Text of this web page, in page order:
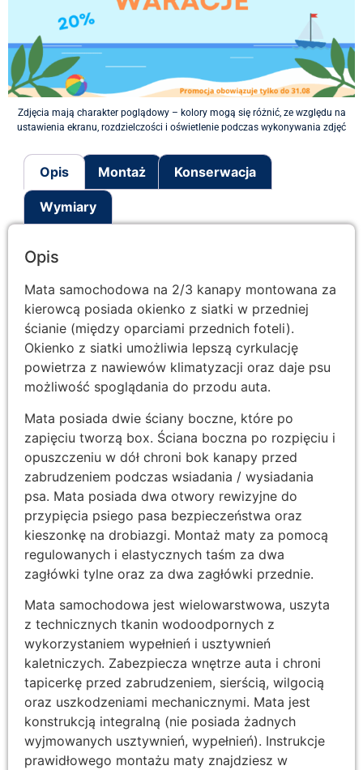
Zdjęcia mają charakter poglądowy – kolory mogą się różnić, ze względu na
ustawienia ekranu, rozdzielczości i oświetlenie podczas wykonywania zdjęć
Opis Montaż Konserwacja
Wymiary
Opis
Mata samochodowa na 2/3 kanapy montowana za
kierowcą posiada okienko z siatki w przedniej
ścianie (między oparciami przednich foteli).
Okienko z siatki umożliwia lepszą cyrkulację
powietrza z nawiewów klimatyzacji oraz daje psu
możliwość spoglądania do przodu auta.
Mata posiada dwie ściany boczne, które po
zapięciu tworzą box. Ściana boczna po rozpięciu i
opuszczeniu w dół chroni bok kanapy przed
zabrudzeniem podczas wsiadania / wysiadania
psa. Mata posiada dwa otwory rewizyjne do
przypięcia psiego pasa bezpieczeństwa oraz
kieszonkę na drobiazgi. Montaż maty za pomocą
regulowanych i elastycznych taśm za dwa
zagłówki tylne oraz za dwa zagłówki przednie.
Mata samochodowa jest wielowarstwowa, uszyta
z technicznych tkanin wodoodpornych z
wykorzystaniem wypełnień i usztywnień
kaletniczych. Zabezpiecza wnętrze auta i chroni
tapicerkę przed zabrudzeniem, sierścią, wilgocią
oraz uszkodzeniami mechanicznymi. Mata jest
konstrukcją integralną (nie posiada żadnych
wyjmowanych usztywnień, wypełnień). Instrukcje
prawidłowego montażu maty znajdziesz w